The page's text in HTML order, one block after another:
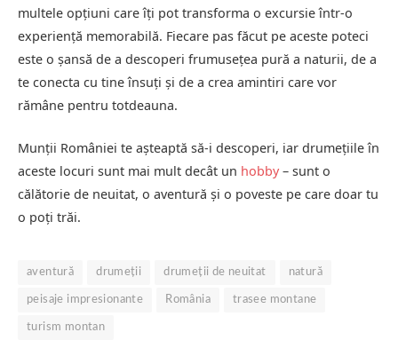
multele opțiuni care îți pot transforma o excursie într-o
experiență memorabilă. Fiecare pas făcut pe aceste poteci
este o șansă de a descoperi frumusețea pură a naturii, de a
te conecta cu tine însuți și de a crea amintiri care vor
rămâne pentru totdeauna.
Munții României te așteaptă să-i descoperi, iar drumețiile în
aceste locuri sunt mai mult decât un hobby– sunt o
călătorie de neuitat, o aventură și o poveste pe care doar tu
o poți trăi.
aventură drumeții drumeții de neuitat natură
peisaje impresionante România trasee montane
turism montan